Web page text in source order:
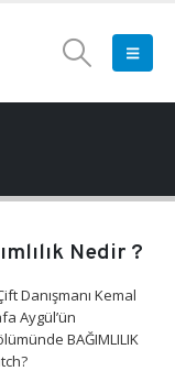
Nedir ?
Danışmanı Kemal
Aygül’ün
BAĞIMLILIK